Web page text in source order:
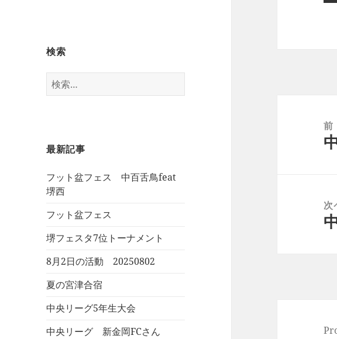
検索
検
索:
最新記事
フット盆フェス 中百舌鳥feat
堺西
フット盆フェス
堺フェスタ7位トーナメント
8月2日の活動 20250802
夏の宮津合宿
中央リーグ5年生大会
中央リーグ 新金岡FCさん
前
前
次
次